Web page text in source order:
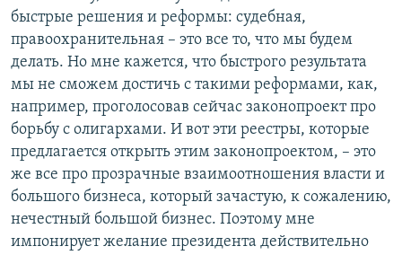
быстрые решения и реформы: судебная,
правоохранительная – это все то, что мы будем
делать. Но мне кажется, что быстрого результата
мы не сможем достичь с такими реформами, как,
например, проголосовав сейчас законопроект про
борьбу с олигархами. И вот эти реестры, которые
предлагается открыть этим законопроектом, – это
же все про прозрачные взаимоотношения власти и
большого бизнеса, который зачастую, к сожалению,
нечестный большой бизнес. Поэтому мне
импонирует желание президента действительно